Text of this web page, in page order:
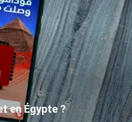
en Égypte ?